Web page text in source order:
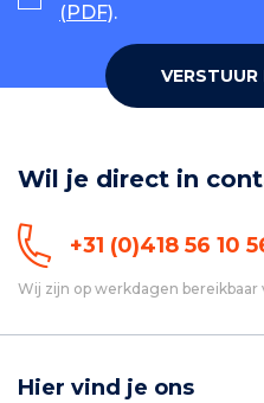
(PDF).
VERSTUUR
Wil je direct in
+31 (0)418 56 10
Wij zijn op werkdagen bereikbaar
Hier vind je ons